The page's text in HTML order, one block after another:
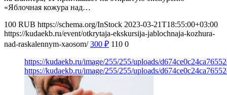
«Яблочная кожура над…
100 RUB https://schema.org/InStock 2023-03-21T18:55:00+03:00
https://kudaekb.ru/event/otkrytaja-ekskursija-jablochnaja-kozhura-
nad-raskalennym-xaosom/ 300 ₽ 110 0
https://kudaekb.ru/image/255/255/uploads/
https://kudaekb.ru/image/255/255/uploads/